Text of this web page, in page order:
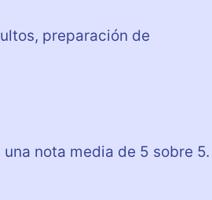
preparación de
nota media de 5 sobre 5.